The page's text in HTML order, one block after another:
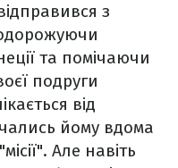
з
та помічаючи
подруги
від
йому вдома
Але навіть